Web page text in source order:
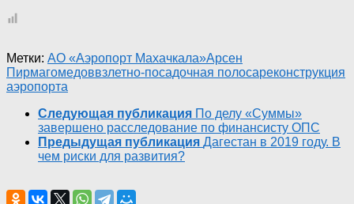
Метки: АО «Аэропорт Махачкала»Арсен
Пирмагомедоввзлетно-посадочная полосареконструкция
аэропорта
Следующая публикация По делу «Суммы»
завершено расследование по финансисту ОПС
Предыдущая публикация Дагестан в 2019 году. В
чем риски для развития?